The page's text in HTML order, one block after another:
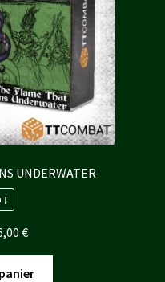
UNDERWATER
!
€Le
prix
actuel